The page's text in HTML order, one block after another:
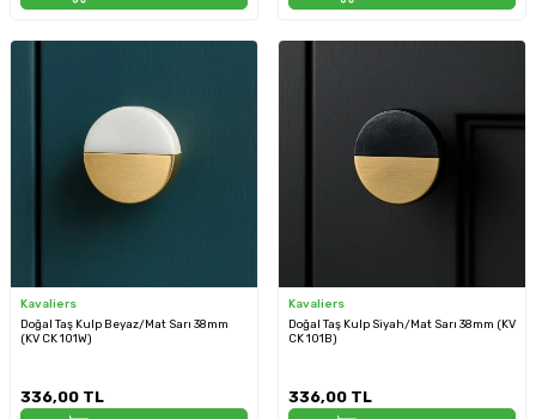
Kavaliers
Doğal Taş Kulp Beyaz/Mat Sarı 38mm
(KV CK 101W)
336,00 TL
Kavaliers
Doğal Taş Kulp Siyah/Mat Sarı 38mm (KV
CK 101B)
336,00 TL